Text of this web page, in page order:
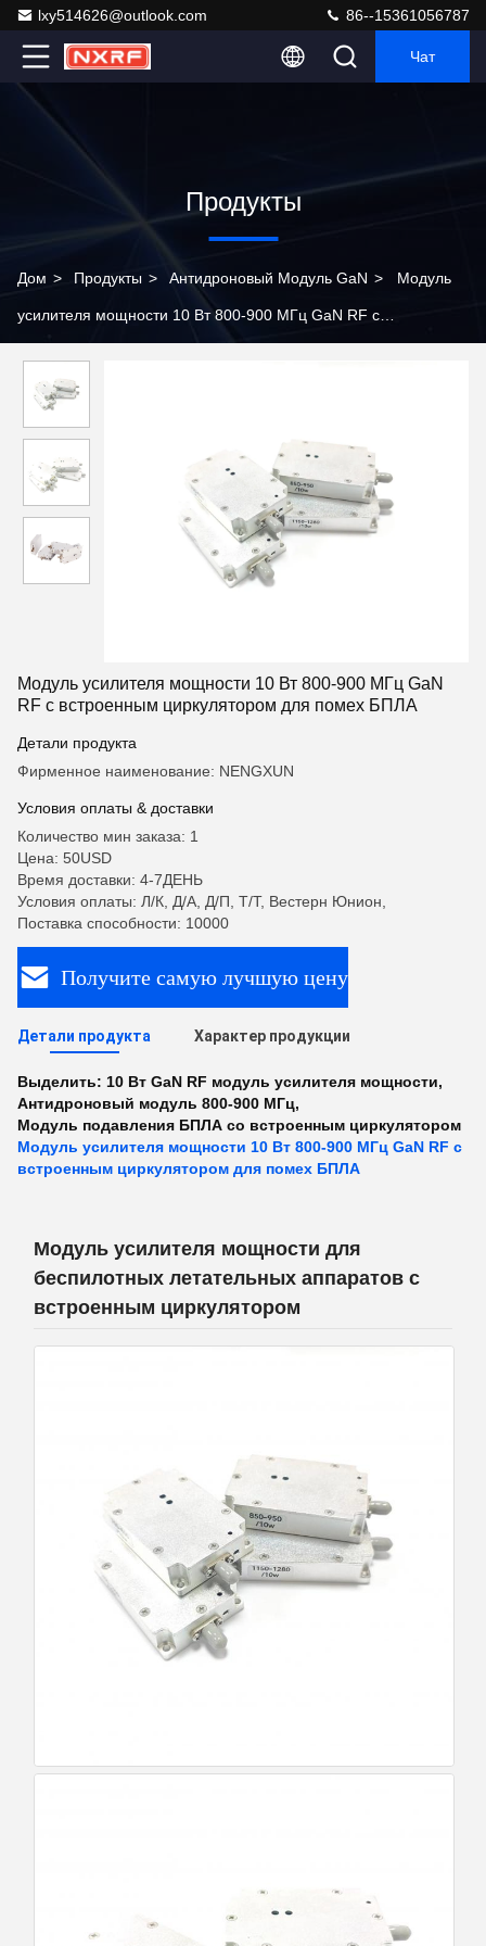
lxy514626@outlook.com 86--15361056787
Чат
Продукты
Дом > Продукты > Антидроновый Модуль GaN > Модуль
усилителя мощности 10 Вт 800-900 МГц GaN RF с
Модуль усилителя мощности 10 Вт 800-900 МГц GaN
RF с встроенным циркулятором для помех БПЛА
Детали продукта
Фирменное наименование: NENGXUN
Условия оплаты & доставки
Количество мин заказа: 1
Цена: 50USD
Время доставки: 4-7ДЕНЬ
Условия оплаты: Л/К, Д/А, Д/П, Т/Т, Вестерн Юнион,
Поставка способности: 10000
Получите самую лучшую цену
Детали продукта Характер продукции
Выделить: 10 Вт GaN RF модуль усилителя мощности,
Антидроновый модуль 800-900 МГц,
Модуль подавления БПЛА со встроенным циркулятором
Модуль усилителя мощности 10 Вт 800-900 МГц GaN RF с
встроенным циркулятором для помех БПЛА
Модуль усилителя мощности для
беспилотных летательных аппаратов с
встроенным циркулятором